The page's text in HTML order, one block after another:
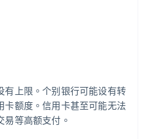
有上限。个别银行可能设有转
卡额度。信用卡甚至可能无法
易等高额支付。